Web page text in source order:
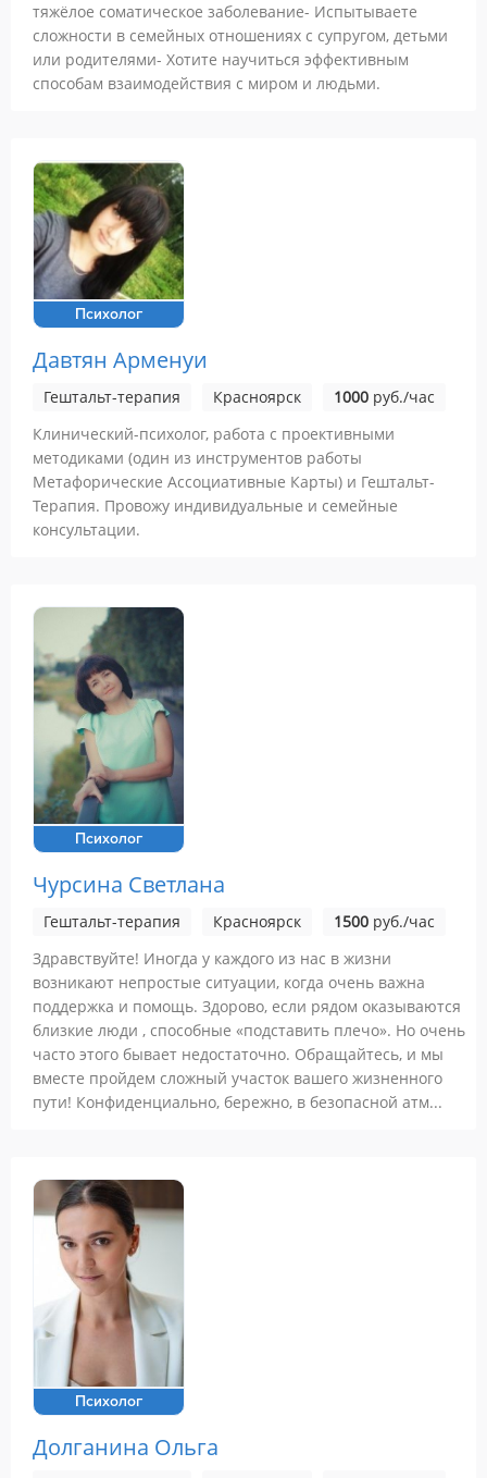
тяжёлое соматическое заболевание- Испытываете
сложности в семейных отношениях с супругом, детьми
или родителями- Хотите научиться эффективным
способам взаимодействия с миром и людьми.
Психолог
Давтян Арменуи
Гештальт-терапия Красноярск 1000 руб./час
Клинический-психолог, работа с проективными
методиками (один из инструментов работы
Метафорические Ассоциативные Карты) и Гештальт-
Терапия. Провожу индивидуальные и семейные
консультации.
Психолог
Чурсина Светлана
Гештальт-терапия Красноярск 1500 руб./час
Здравствуйте! Иногда у каждого из нас в жизни
возникают непростые ситуации, когда очень важна
поддержка и помощь. Здорово, если рядом оказываются
близкие люди , способные «подставить плечо». Но очень
часто этого бывает недостаточно. Обращайтесь, и мы
вместе пройдем сложный участок вашего жизненного
пути! Конфиденциально, бережно, в безопасной атм...
Психолог
Долганина Ольга